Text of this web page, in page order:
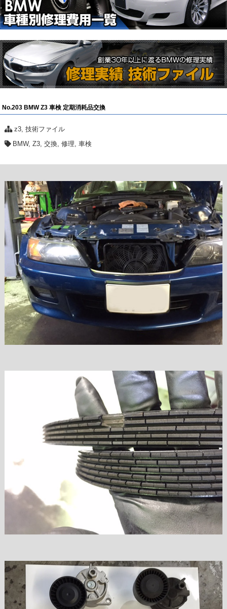
No.203 BMW Z3 車検 定期消耗品交換
z3 ,技術ファイル
BMW,Z3,交換,修理,車検